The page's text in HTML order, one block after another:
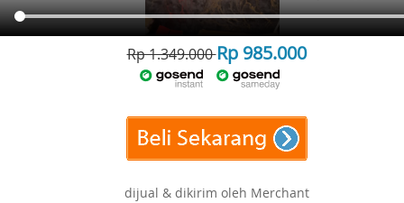
Rp 1.349.000Rp 985.000
dijual & dikirim oleh Merchant